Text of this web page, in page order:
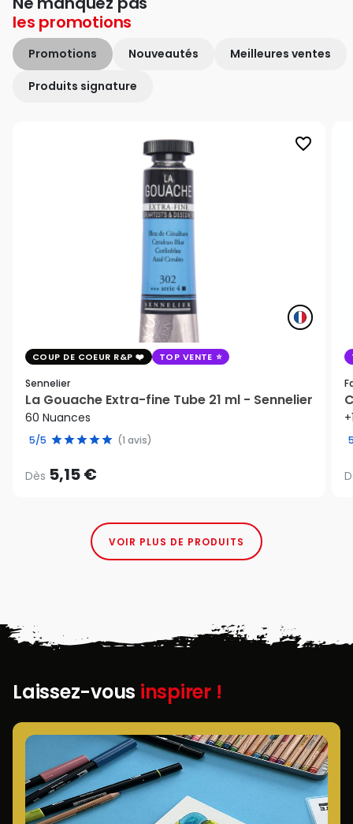
les promotions
Promotions Nouveautés Meilleures ventes
Produits signature
favorite_border
COUP DE COEUR R&P TOP VENTE
Sennelier
La Gouache Extra-fine Tube 21 ml - Sennelier
60 Nuances
5/5 (1 avis)
Dès 5,15 €
VOIR PLUS DE PRODUITS
Laissez-vous inspirer !